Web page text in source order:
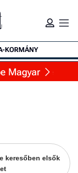
KORMÁNY
Magyar Péter
keresőben elsők